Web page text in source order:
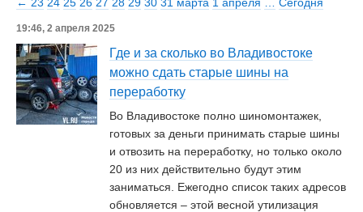
19:46, 2 апреля 2025
Где и за сколько во Владивостоке
можно сдать старые шины на
переработку
Во Владивостоке полно шиномонтажек,
готовых за деньги принимать старые шины
и отвозить на переработку, но только около
20 из них действительно будут этим
заниматься. Ежегодно список таких адресов
обновляется – этой весной утилизация